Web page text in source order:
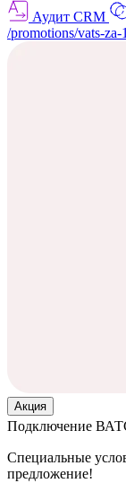
Аудит CRM
/promotions/vats-za-
Акция
Подключение
Специальные
предложение!